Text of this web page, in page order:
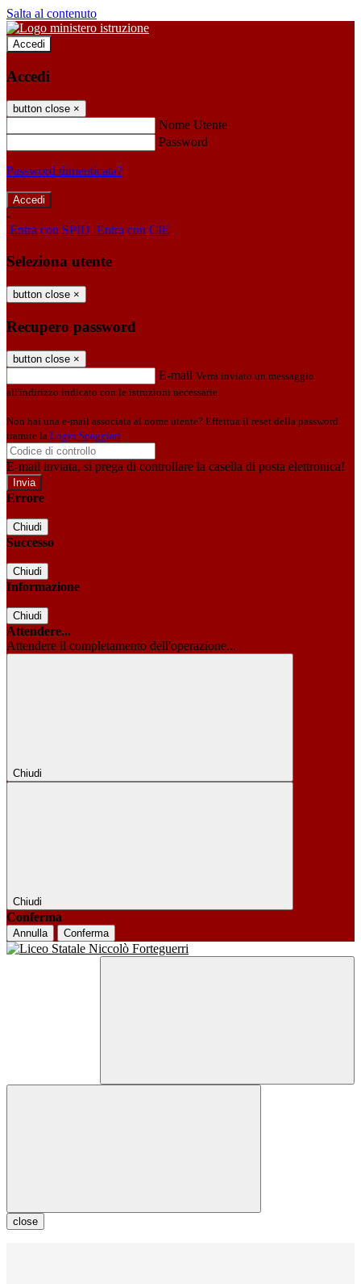
Salta al contenuto
Accedi
Accedi
button close ×
Nome Utente
Password
Password dimenticata?
-
Entra con SPID Entra con CIE
Seleziona utente
button close ×
Recupero password
button close ×
E-mail Verrà inviato un messaggio
all'indirizzo indicato con le istruzioni necessarie.
Non hai una e-mail associata al nome utente? Effettua il reset della password
tramite la Login Spaggiari
E-mail inviata, si prega di controllare la casella di posta elettronica!
Errore
Chiudi
Successo
Chiudi
Informazione
Chiudi
Attendere...
Attendere il completamento dell'operazione...
Chiudi
Chiudi
Conferma
Annulla Conferma
close